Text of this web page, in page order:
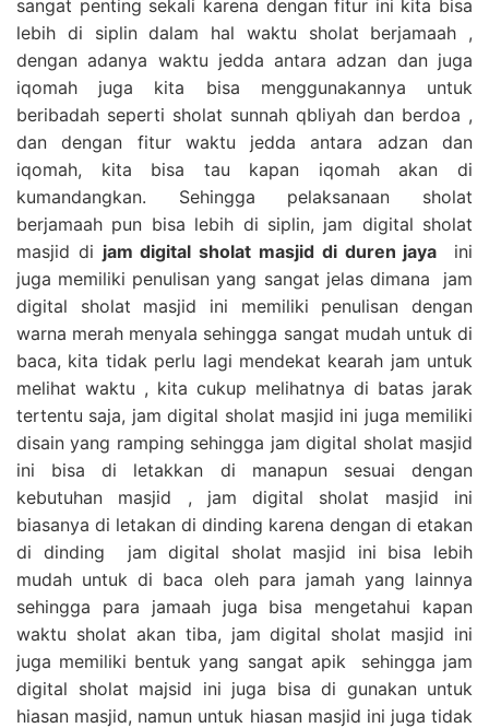
sangat penting sekali karena dengan fitur ini kita bisa
lebih di siplin dalam hal waktu sholat berjamaah ,
dengan adanya waktu jedda antara adzan dan juga
iqomah juga kita bisa menggunakannya untuk
beribadah seperti sholat sunnah qbliyah dan berdoa ,
dan dengan fitur waktu jedda antara adzan dan
iqomah, kita bisa tau kapan iqomah akan di
kumandangkan. Sehingga pelaksanaan sholat
berjamaah pun bisa lebih di siplin, jam digital sholat
masjid di jam digital sholat masjid di duren jaya ini
juga memiliki penulisan yang sangat jelas dimana jam
digital sholat masjid ini memiliki penulisan dengan
warna merah menyala sehingga sangat mudah untuk di
baca, kita tidak perlu lagi mendekat kearah jam untuk
melihat waktu , kita cukup melihatnya di batas jarak
tertentu saja, jam digital sholat masjid ini juga memiliki
disain yang ramping sehingga jam digital sholat masjid
ini bisa di letakkan di manapun sesuai dengan
kebutuhan masjid , jam digital sholat masjid ini
biasanya di letakan di dinding karena dengan di etakan
di dinding jam digital sholat masjid ini bisa lebih
mudah untuk di baca oleh para jamah yang lainnya
sehingga para jamaah juga bisa mengetahui kapan
waktu sholat akan tiba, jam digital sholat masjid ini
juga memiliki bentuk yang sangat apik sehingga jam
digital sholat majsid ini juga bisa di gunakan untuk
hiasan masjid, namun untuk hiasan masjid ini juga tidak